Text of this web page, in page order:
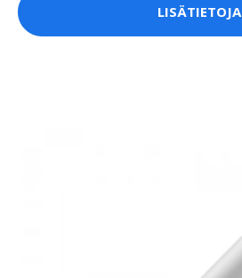
LISÄTIETOJA